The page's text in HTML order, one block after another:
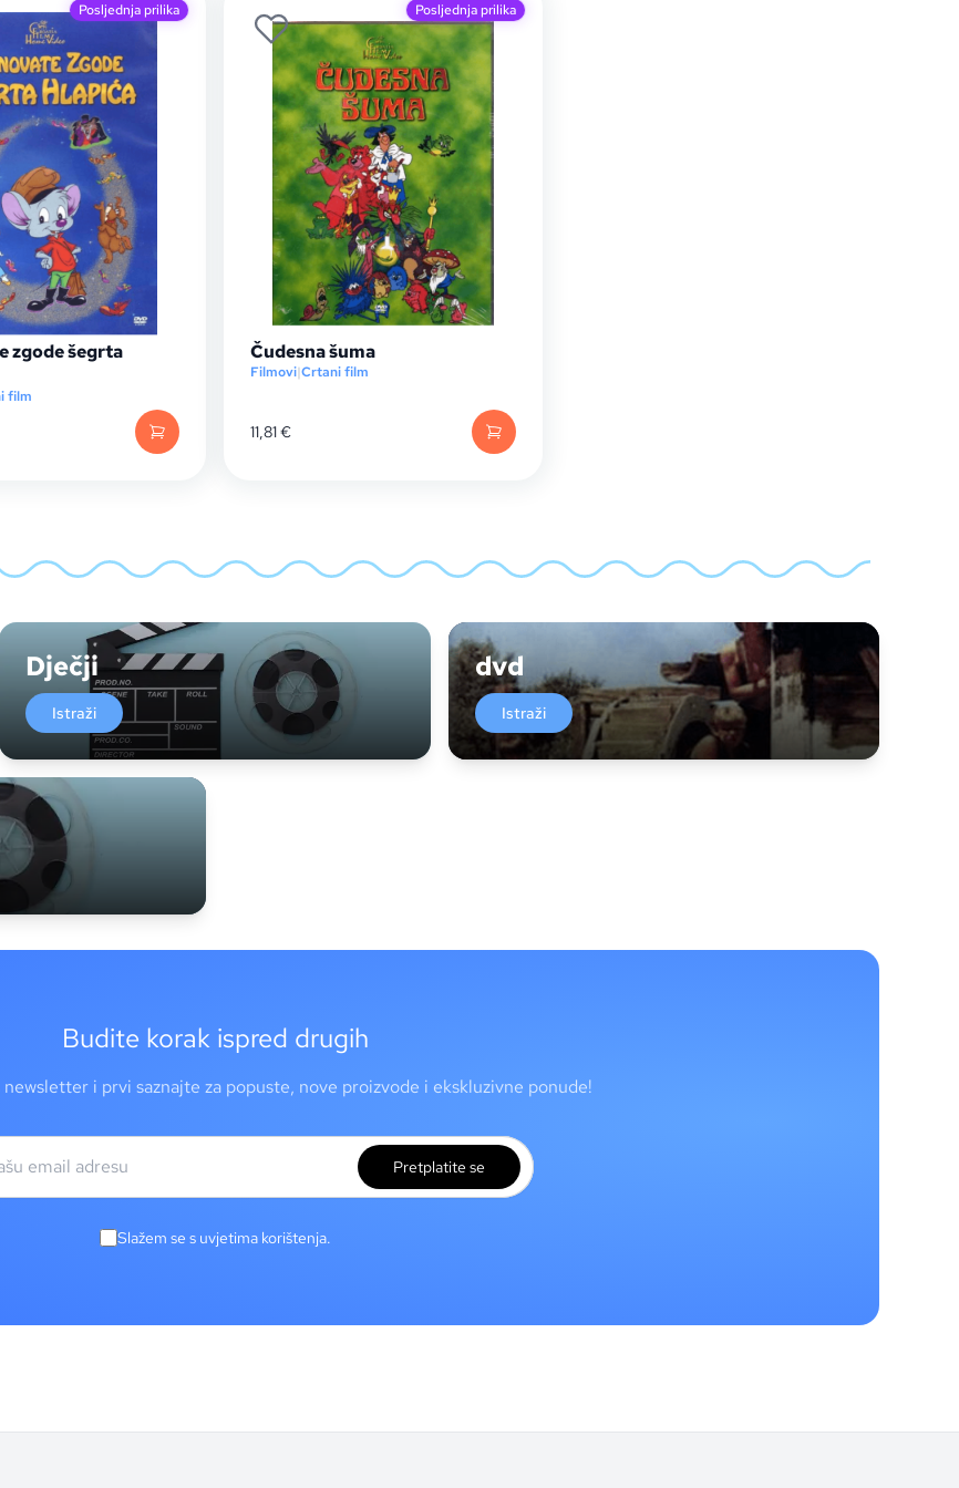
Posljednja prilika
zgode šegrta
film
Posljednja prilika
Čudesna šuma
Filmovi|Crtani film
11,81€
Dječji
Istraži
dvd
Istraži
Budite korak ispred drugih
i prvi saznajte za popuste, nove proizvode i ekskluzivne ponude!
Pretplatite se
Slažem se s uvjetima korištenja.